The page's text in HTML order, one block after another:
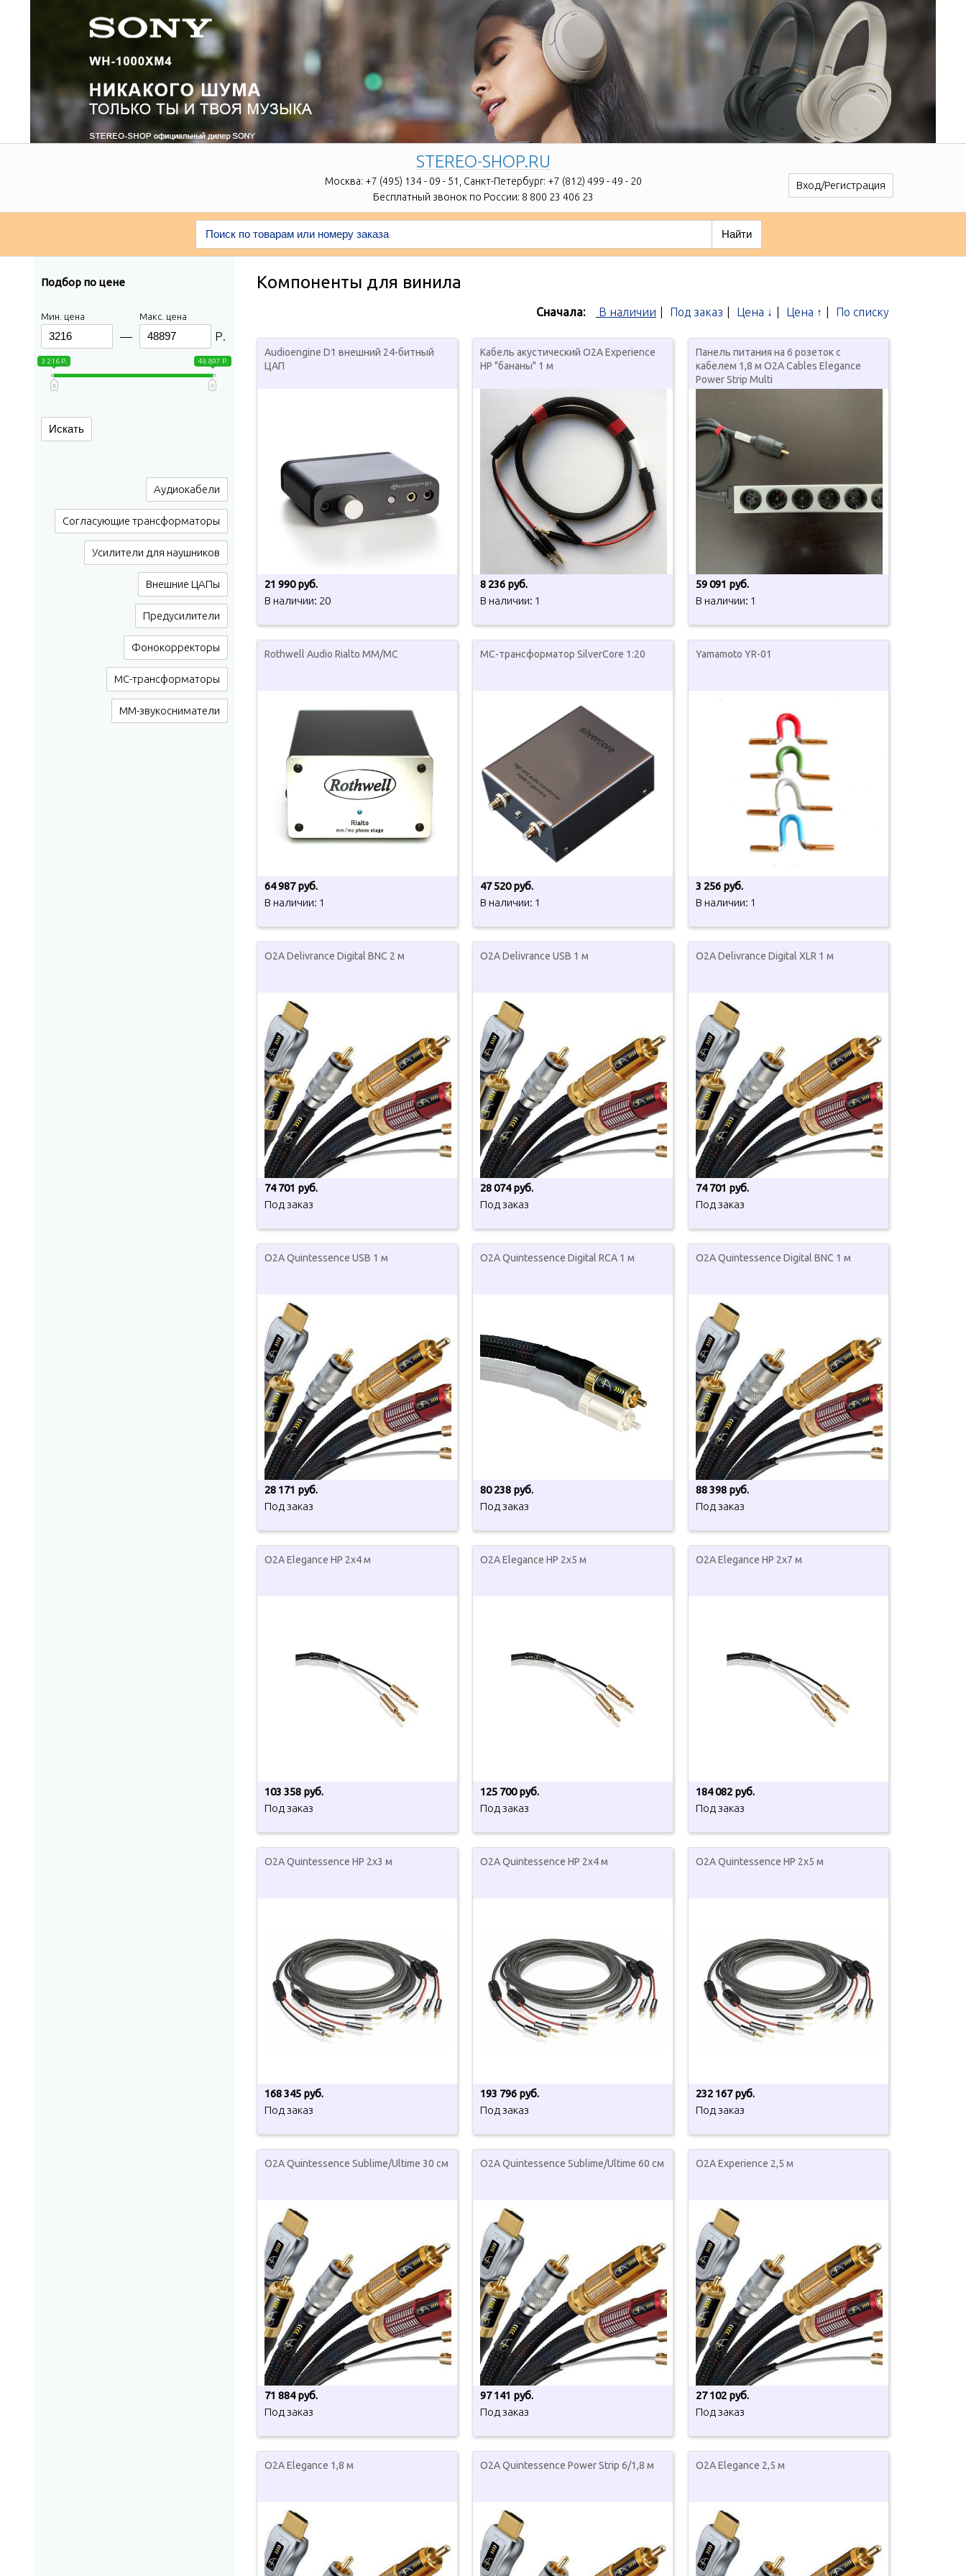
STEREO-SHOP.RU
Москва: +7 (495) 134 - 09 - 51, Санкт-Петербург: +7 (812) 499 - 49 - 20
Бесплатный звонок по России: 8 800 23 406 23
Вход/Регистрация
Найти
Подбор по цене
Мин. цена Макс. цена
— Р.
3 216 Р. 48 897 Р.
Искать
Аудиокабели
Согласующие трансформаторы
Усилители для наушников
Внешние ЦАПы
Предусилители
Фонокорректоры
МС-трансформаторы
ММ-звукосниматели
Компоненты для винила
Сначала: В наличии Под заказ Цена ↓ Цена ↑ По списку
Audioengine D1 внешний 24-битный
ЦАП
21 990 руб.
В наличии: 20
Кабель акустический O2A Experience
HP "бананы" 1 м
8 236 руб.
В наличии: 1
Панель питания на 6 розеток с
кабелем 1,8 м O2A Cables Elegance
Power Strip Multi
59 091 руб.
В наличии: 1
Rothwell Audio Rialto MM/МС
64 987 руб.
В наличии: 1
МС-трансформатор SilverCore 1:20
47 520 руб.
В наличии: 1
Yamamoto YR-01
3 256 руб.
В наличии: 1
O2A Delivrance Digital BNC 2 м
74 701 руб.
Под заказ
O2A Delivrance USB 1 м
28 074 руб.
Под заказ
O2A Delivrance Digital XLR 1 м
74 701 руб.
Под заказ
O2A Quintessence USB 1 м
28 171 руб.
Под заказ
O2A Quintessence Digital RCA 1 м
80 238 руб.
Под заказ
O2A Quintessence Digital BNC 1 м
88 398 руб.
Под заказ
O2A Elegance HP 2x4 м
103 358 руб.
Под заказ
O2A Elegance HP 2x5 м
125 700 руб.
Под заказ
O2A Elegance HP 2x7 м
184 082 руб.
Под заказ
O2A Quintessence HP 2x3 м
168 345 руб.
Под заказ
O2A Quintessence HP 2x4 м
193 796 руб.
Под заказ
O2A Quintessence HP 2x5 м
232 167 руб.
Под заказ
O2A Quintessence Sublime/Ultime 30 см
71 884 руб.
Под заказ
O2A Quintessence Sublime/Ultime 60 см
97 141 руб.
Под заказ
O2A Experience 2,5 м
27 102 руб.
Под заказ
O2A Elegance 1,8 м O2A Quintessence Power Strip 6/1,8 м O2A Elegance 2,5 м